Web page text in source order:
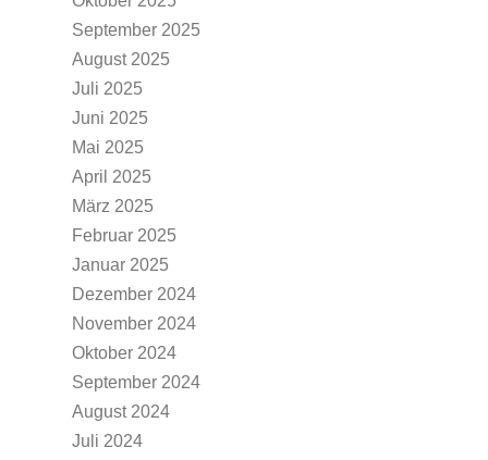
September 2025
August 2025
Juli 2025
Juni 2025
Mai 2025
April 2025
März 2025
Februar 2025
Januar 2025
Dezember 2024
November 2024
Oktober 2024
September 2024
August 2024
Juli 2024